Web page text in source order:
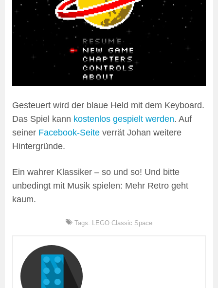
Gesteuert wird der blaue Held mit dem Keyboard.
Das Spiel kann kostenlos gespielt werden. Auf
seiner Facebook-Seite verrät Johan weitere
Hintergründe.
Ein wahrer Klassiker – so und so! Und bitte
unbedingt mit Musik spielen: Mehr Retro geht
kaum.
Tags: LEGO Classic Space